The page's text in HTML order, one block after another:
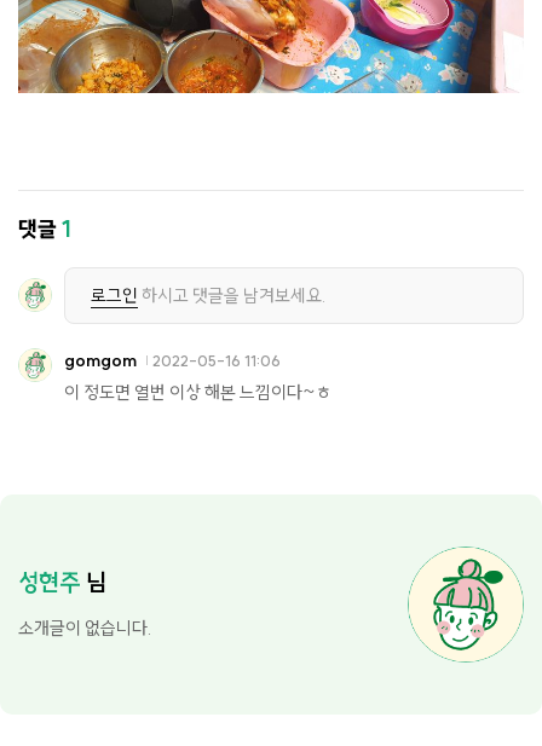
댓글1
로그인 하시고 댓글을 남겨보세요.
gomgom 2022-05-16 11:06
이 정도면 열번 이상 해본 느낌이다~ㅎ
성현주 님
소개글이 없습니다.